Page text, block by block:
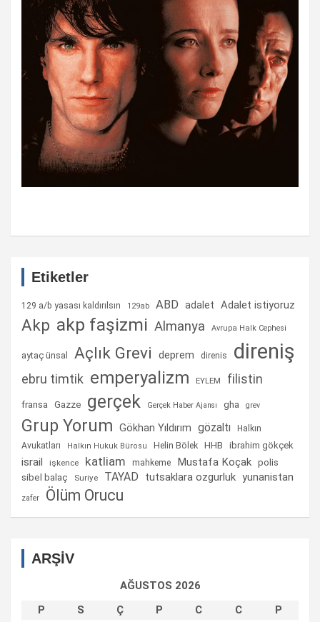
Etiketler
129 a/b yasası kaldırılsın 129ab ABD adalet Adalet istiyoruz
Akp akp faşizmi Almanya Avrupa Halk Cephesi
aytaç ünsal Açlık Grevi deprem direnis direniş
ebru timtik emperyalizm EYLEM filistin
fransa Gazze gerçek Gerçek Haber Ajansı gha grev
Grup Yorum Gökhan Yıldırım gözaltı
Halkın
Avukatları
Halkın Hukuk Bürosu Helin Bölek HHB ibrahim gökçek
israil işkence katliam mahkeme Mustafa Koçak polis
sibel balaç Suriye TAYAD tutsaklara ozgurluk yunanistan
zafer Ölüm Orucu
ARŞİV
AĞUSTOS 2026
P
S Ç P C C
P